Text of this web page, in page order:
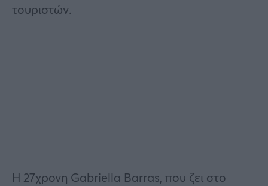
τουριστών.
Η 27χρονη Gabriella Barras, που ζει στο